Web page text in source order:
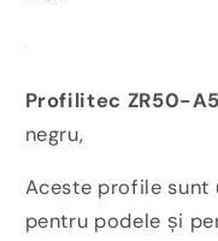
Profilitec ZR50-
negru,
Aceste profile
pentru podele și